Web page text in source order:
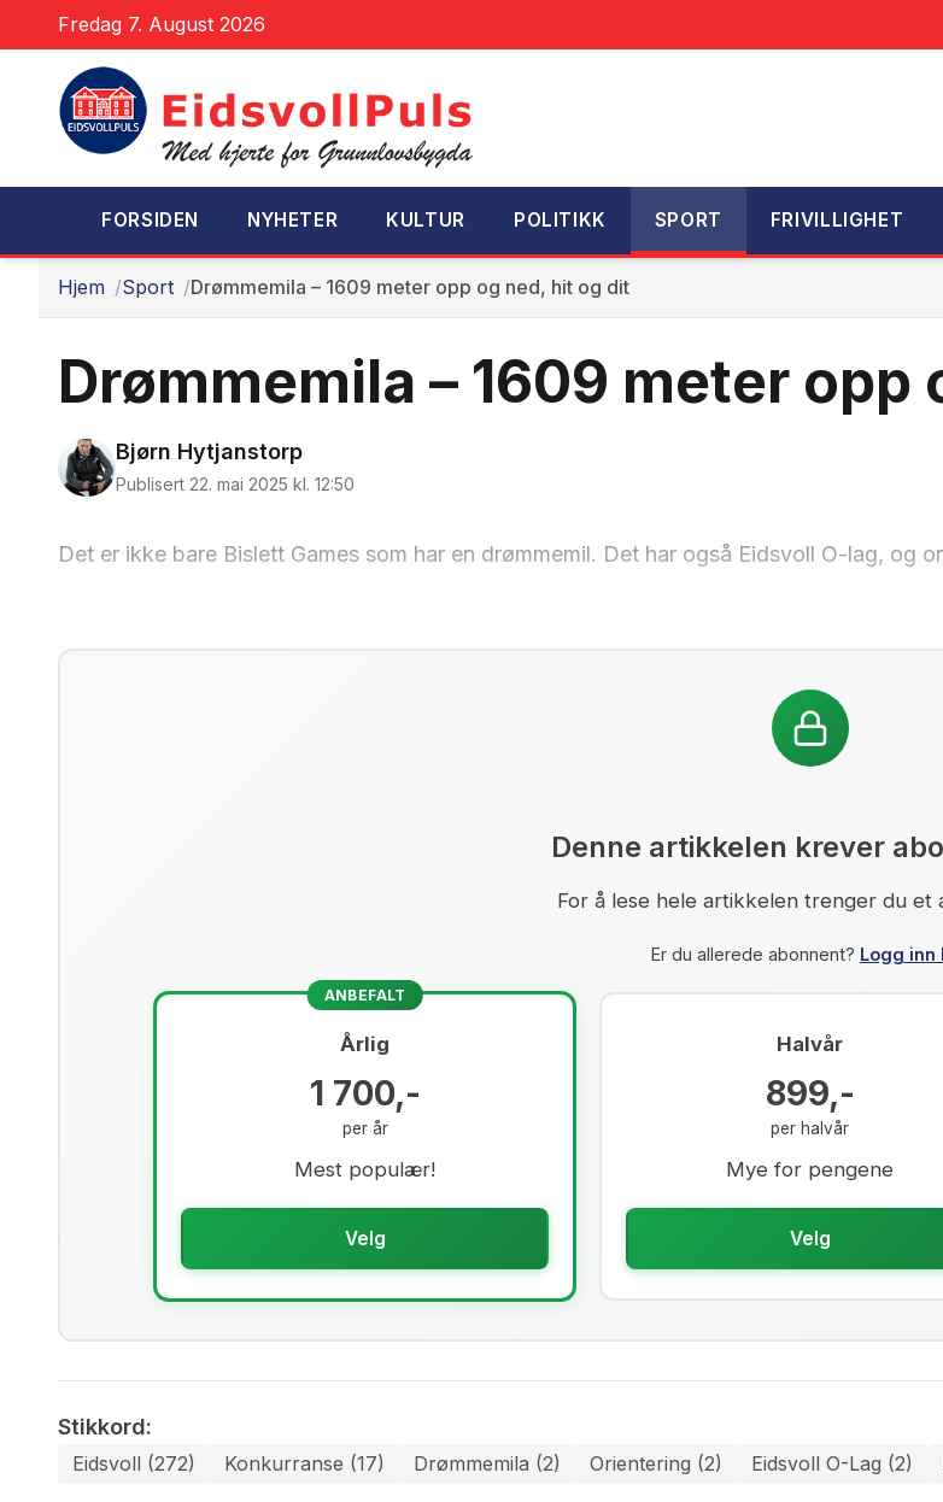
Fredag 7. August 2026
FORSIDEN NYHETER KULTUR POLITIKK SPORT FRIVILLIGHET
Hjem Sport Drømmemila – 1609 meter opp og ned, hit og dit
Drømmemila – 1609 meter opp
Bjørn Hytjanstorp
Publisert 22. mai 2025 kl. 12:50
Det er ikke bare Bislett Games som har en drømmemil. Det har også Eidsvoll O-lag, og
Denne artikkelen krever
For å lese hele artikkelen trenger du et
Er du allerede abonnent? Logg inn
ANBEFALT
Årlig
1 700,-
per år
Mest populær!
Velg
Halvår
899,-
per halvår
Mye for pengene
Velg
Stikkord:
Eidsvoll (272) Konkurranse (17) Drømmemila (2) Orientering (2) Eidsvoll O-Lag (2)